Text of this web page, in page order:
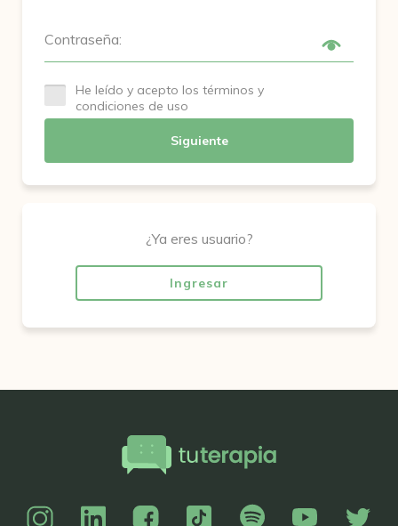
Contraseña:
He leído y acepto los términos y
condiciones de uso
Siguiente
¿Ya eres usuario?
Ingresar